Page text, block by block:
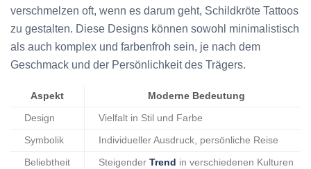
verschmelzen oft, wenn es darum geht, Schildkröte Tattoos
zu gestalten. Diese Designs können sowohl minimalistisch
als auch komplex und farbenfroh sein, je nach dem
Geschmack und der Persönlichkeit des Trägers.
Aspekt Moderne Bedeutung
Design Vielfalt in Stil und Farbe
Symbolik Individueller Ausdruck, persönliche Reise
Beliebtheit Steigender Trend in verschiedenen Kulturen